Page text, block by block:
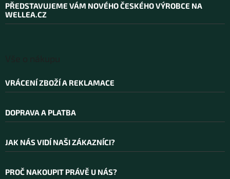
PŘEDSTAVUJEME VÁM NOVÉHO ČESKÉHO VÝROBCE NA
WELLEA.CZ
VRÁCENÍ ZBOŽÍ A REKLAMACE
DOPRAVA A PLATBA
JAK NÁS VIDÍ NAŠI ZÁKAZNÍCI?
PROČ NAKOUPIT PRÁVĚ U NÁS?